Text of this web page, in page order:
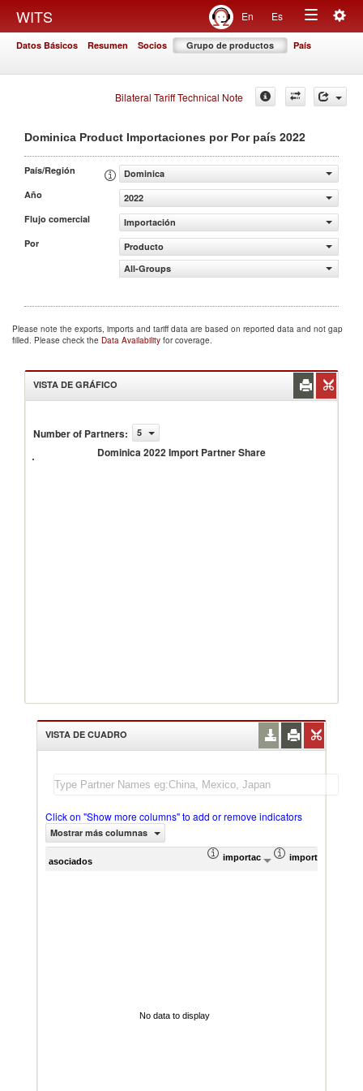
WITS En Es
Toggle
Datos Básicos Resumen Socios Grupo de productos País
Bilateral Tariff Technical Note
Dominica Product Importaciones por Por país 2022
País/Región
Dominica
Año
2022
Flujo comercial
Importación
Por
Producto
All-Groups
Please note the exports, imports and tariff data are based on reported data and not gap
filled. Please check the Data Availability for coverage.
VISTA DE GRÁFICO
Number of Partners: 5
Dominica 2022 Import Partner Share
Dominica
Import
VISTA DE CUADRO
Click on "Show more columns" to add or remove indicators
Mostrar más columnas
asociados importación Valor del comercio
importación
No data to display